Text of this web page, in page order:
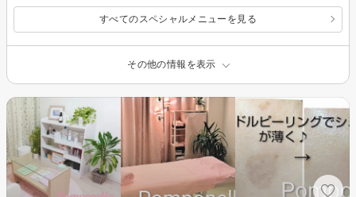
すべてのスペシャルメニューを見る
その他の情報を表示